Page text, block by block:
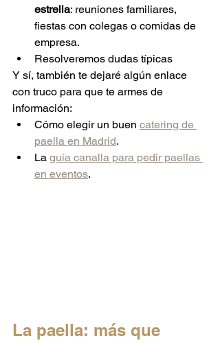
estrella: reuniones familiares,
fiestas con colegas o comidas de
empresa.
Resolveremos dudas típicas
Y sí, también te dejaré algún enlace
con truco para que te armes de
información:
Cómo elegir un buen catering de
paella en Madrid.
La guía canalla para pedir paellas
en eventos.
La paella: más que